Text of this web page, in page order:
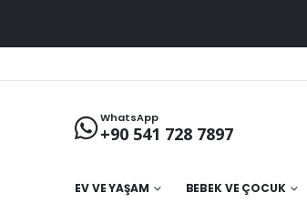
WhatsApp
+90 541 728 7897
EV VE YAŞAM BEBEK VE ÇOCUK